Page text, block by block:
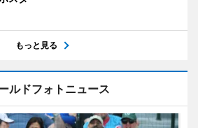
もっと見る
ルドフォトニュース